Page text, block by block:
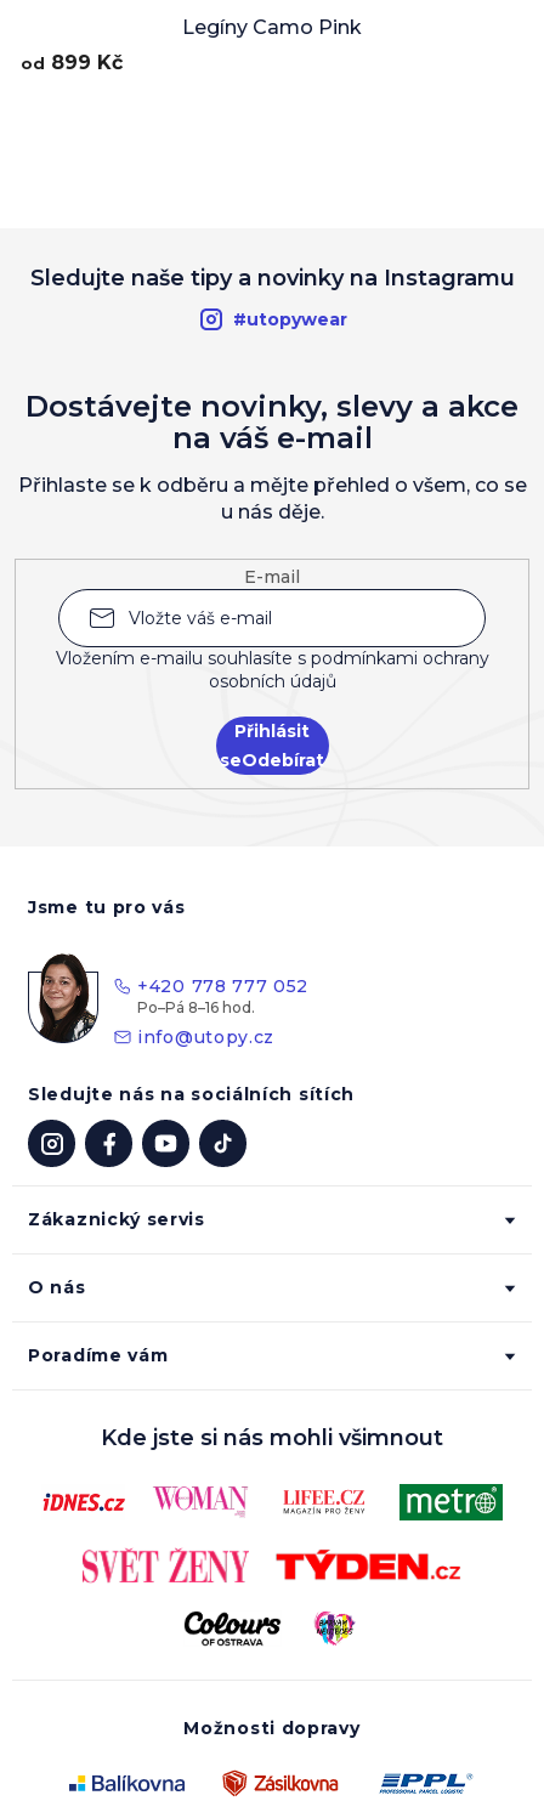
Legíny Camo Pink
od 899 Kč
Sledujte naše tipy a novinky na Instagramu
#utopywear
E-mail
Vložením e-mailu souhlasíte s podmínkami ochrany
osobních údajů
Přihlásit
se
Dostávejte novinky, slevy a akce
na váš e-mail
Přihlaste se k odběru a mějte přehled o všem, co se
u nás děje.
Zákaznický servis
O nás
Poradíme vám
Jsme tu pro vás
+420 778 777 052
info@utopy.cz
Sledujte nás na sociálních sítích
Kde jste si nás mohli všimnout
Možnosti dopravy